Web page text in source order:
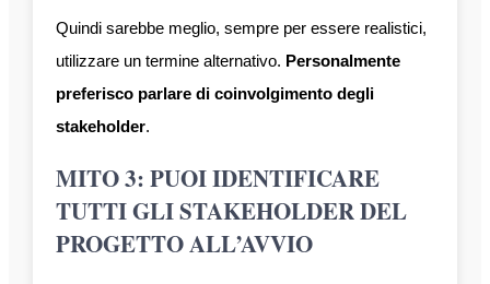
Quindi sarebbe meglio, sempre per essere realistici,
utilizzare un termine alternativo. Personalmente
preferisco parlare di coinvolgimento degli
stakeholder.
MITO 3: PUOI IDENTIFICARE
TUTTI GLI STAKEHOLDER DEL
PROGETTO ALL’AVVIO